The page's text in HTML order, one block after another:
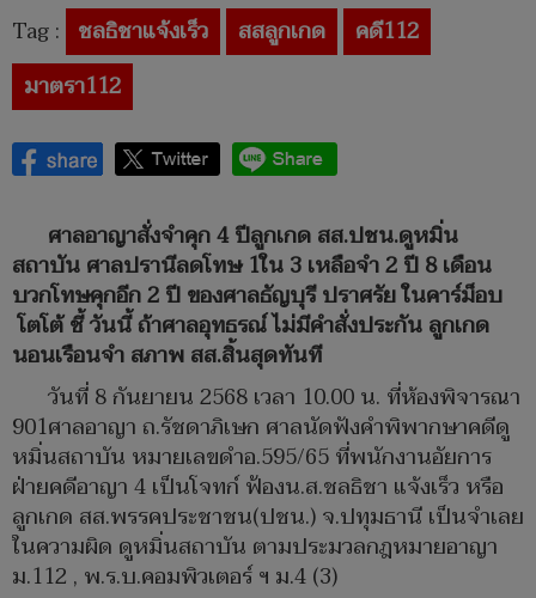
Tag : ชลธิชาแจ้งเร็ว สสลูกเกด
คดี112
มาตรา112
ศาลอาญาสั่งจำคุก 4 ปีลูกเกด สส.ปชน.ดูหมิ่น
สถาบัน ศาลปรานีลดโทษ 1ใน 3 เหลือจำ 2 ปี 8 เดือน
บวกโทษคุกอีก 2 ปี ของศาลธัญบุรี ปราศรัย ในคาร์ม็อบ
โตโต้ ชี้ วันนี้ ถ้าศาลอุทธรณ์ ไม่มีคำสั่งประกัน ลูกเกด
นอนเรือนจำ สภาพ สส.สิ้นสุดทันที
วันที่ 8 กันยายน 2568 เวลา 10.00 น. ที่ห้องพิจารณา
901ศาลอาญา ถ.รัชดาภิเษก ศาลนัดฟังคำพิพากษาคดีดู
หมิ่นสถาบัน หมายเลขดำอ.595/65 ที่พนักงานอัยการ
ฝ่ายคดีอาญา 4 เป็นโจทก์ ฟ้องน.ส.ชลธิชา แจ้งเร็ว หรือ
ลูกเกด สส.พรรคประชาชน(ปชน.) จ.ปทุมธานี เป็นจำเลย
ในความผิด ดูหมิ่นสถาบัน ตามประมวลกฎหมายอาญา
ม.112 , พ.ร.บ.คอมพิวเตอร์ ฯ ม.4 (3)